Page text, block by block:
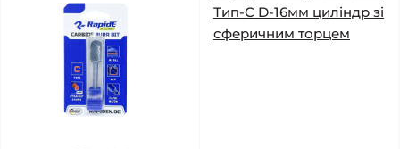
Тип-C D-16мм циліндр зі
сферичним торцем